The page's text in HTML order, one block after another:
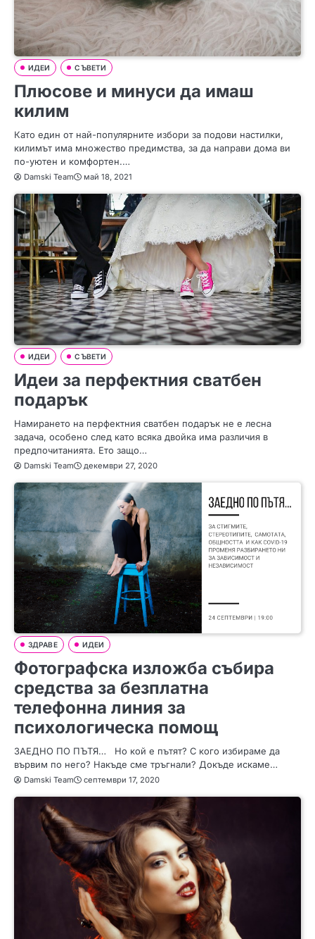
ИДЕИ СЪВЕТИ
Плюсове и минуси да имаш
килим
Като един от най-популярните избори за подови настилки,
килимът има множество предимства, за да направи дома ви
по-уютен и комфортен.…
Damski Team май 18, 2021
ИДЕИ СЪВЕТИ
Идеи за перфектния сватбен
подарък
Намирането на перфектния сватбен подарък не е лесна
задача, особено след като всяка двойка има различия в
предпочитанията. Ето защо…
Damski Team декември 27, 2020
ЗДРАВЕ ИДЕИ
Фотографска изложба събира
средства за безплатна
телефонна линия за
психологическа помощ
ЗАЕДНО ПО ПЪТЯ… Но кой е пътят? С кого избираме да
вървим по него? Накъде сме тръгнали? Докъде искаме…
Damski Team септември 17, 2020